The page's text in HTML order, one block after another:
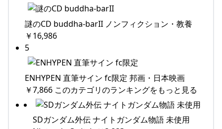
謎のCD buddha-barII ノンフィクション・教養
￥16,986
5
ENHYPEN 直筆サイン fc限定 邦画・日本映画
￥7,866 このカテゴリのランキングをもっと見る
SDガンダム外伝 ナイトガンダム物語 未使用